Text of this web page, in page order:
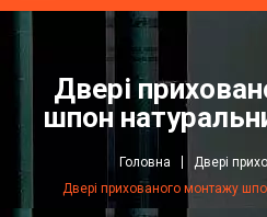
Двері
шпон
Головна
Двері
Двері прихованого монтажу